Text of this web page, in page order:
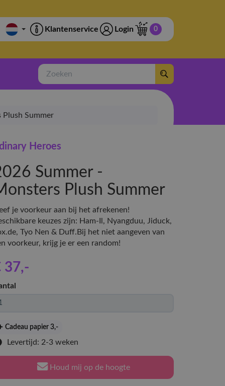
Klantenservice Login 0
Zoeken
Plush Summer
Heroes
Summer -
Plush Summer
je voorkeur aan bij het afrekenen!
keuzes zijn: Ham-Il, Nyangduu, Jiduck,
Tyo Nen & Duff.Bij het niet aangeven van
voorkeur, krijg je er een random!
37,-
Cadeau papier 3,-
Levertijd: 2-3 weken
Houd mij op de hoogte